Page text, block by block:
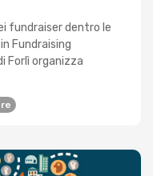
fundraiser dentro le
Fundraising
Forlì organizza